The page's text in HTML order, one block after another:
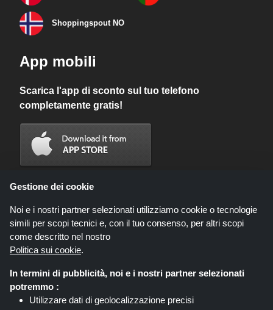
Shoppingspout NO
App mobili
Scarica l'app di sconto sul tuo telefono
completamente gratis!
Codicegratuito.it è un sito web all'interno del quale potrai trovare
messe a disposizione da diversi network di affiliati. Codicegratuito.it
Gestione dei cookie
Noi e i nostri partner selezionati utilizziamo cookie o tecnologie
simili per scopi tecnici e, con il tuo consenso, per altri scopi
come descritto nel nostro
Politica sui cookie.
In termini di pubblicità, noi e i nostri partner selezionati
potremmo :
Utilizzare dati di geolocalizzazione precisi